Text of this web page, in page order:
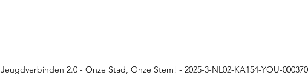
Jeugdverbinden 2.0 - Onze Stad, Onze Stem! - 2025-3-NL02-KA154-YOU-